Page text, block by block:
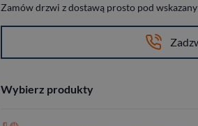
Zamów drzwi z dostawą prosto pod
Wybierz produkty